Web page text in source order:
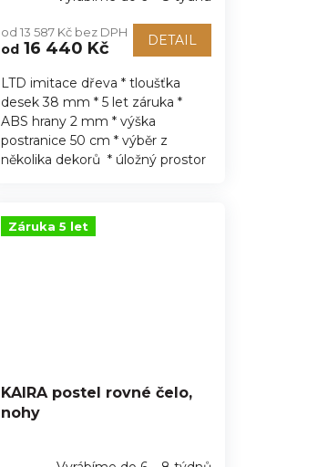
od 13 587 Kč bez DPH
od16 440 Kč DETAIL
LTD imitace dřeva * tloušťka
desek 38 mm * 5 let záruka *
ABS hrany 2 mm * výška
postranice 50 cm * výběr z
několika dekorů * úložný prostor
Záruka 5 let
KAIRA postel rovné čelo,
nohy